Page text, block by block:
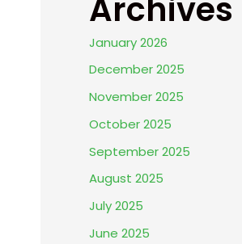
Archives
January 2026
December 2025
November 2025
October 2025
September 2025
August 2025
July 2025
June 2025